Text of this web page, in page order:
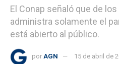
El Conap señaló que de
administra solamente el
está abierto al público.
por AGN 15 de abril de